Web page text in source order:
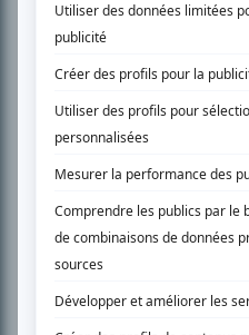
PLAN DU SITE
Accueil
Liste des comédiens
Recherche avancée